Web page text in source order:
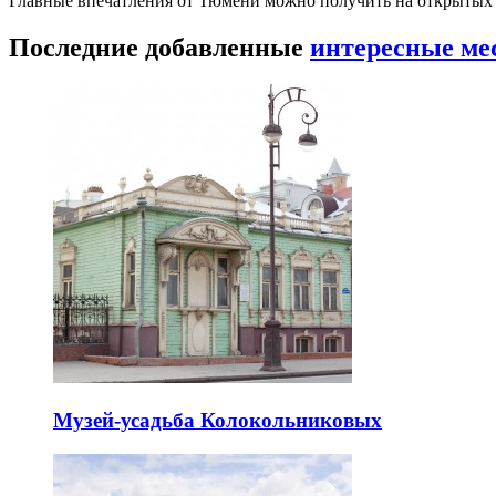
Последние добавленные интересные
Музей-усадьба Колокольниковых